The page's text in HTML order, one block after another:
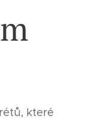
které